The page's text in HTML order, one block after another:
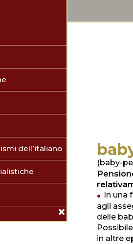
dell’italiano
(baby-
In una
agli
delle
in altre